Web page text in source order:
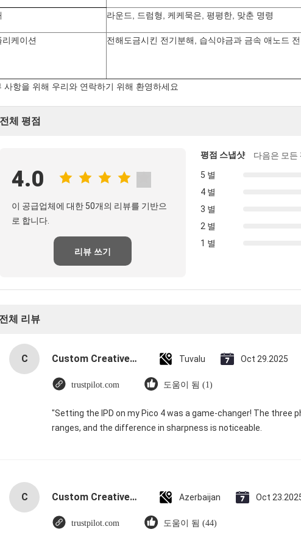
라운드, 드럼형, 케케묵은, 평평한, 맞춘 명령
리케이션 전해도금시킨 전기분해, 습식야금과 금속 애노드
사항을 위해 우리와 연락하기 위해 환영하세요
전체 평점
4.0
이 공급업체에 대한 50개의 리뷰를 기반으
로 합니다.
리뷰 쓰기
평점 스냅샷
다음은 모든
5 별
4 별
3 별
2 별
1 별
전체 리뷰
C Custom Creative Goodie Christmas Kraft Paper Gift Bag with Your Own Logo for Xmas Decorative Party Tuvalu Oct 29.2025
trustpilot.com 도움이 됨 (1)
"Setting the IPD on my Pico 4 was a game-changer! The three
ranges, and the difference in sharpness is noticeable.
C Custom Creative Goodie Christmas Kraft Paper Gift Bag with Your Own Logo for Xmas Decorative Party Azerbaijan Oct
trustpilot.com 도움이 됨 (44)